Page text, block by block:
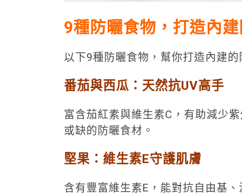
9種防曬食物，打造內
以下9種防曬食物，幫你打造內建
番茄與西瓜：天然抗UV高手
富含茄紅素與維生素C，有助減少
或缺的防曬食材。
堅果：維生素E守護肌膚
含有豐富維生素E，能對抗自由基